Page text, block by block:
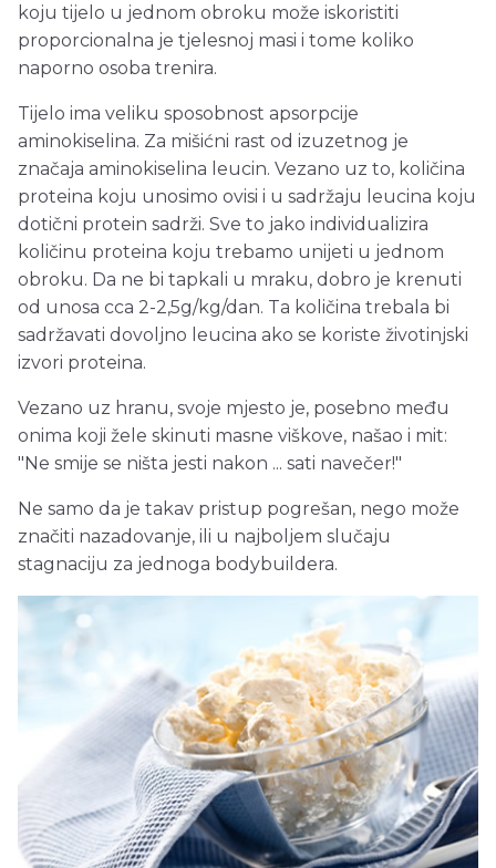
koju tijelo u jednom obroku može iskoristiti
proporcionalna je tjelesnoj masi i tome koliko
naporno osoba trenira.
Tijelo ima veliku sposobnost apsorpcije
aminokiselina. Za mišićni rast od izuzetnog je
značaja aminokiselina leucin. Vezano uz to, količina
proteina koju unosimo ovisi i u sadržaju leucina koju
dotični protein sadrži. Sve to jako individualizira
količinu proteina koju trebamo unijeti u jednom
obroku. Da ne bi tapkali u mraku, dobro je krenuti
od unosa cca 2-2,5g/kg/dan. Ta količina trebala bi
sadržavati dovoljno leucina ako se koriste životinjski
izvori proteina.
Vezano uz hranu, svoje mjesto je, posebno među
onima koji žele skinuti masne viškove, našao i mit:
"Ne smije se ništa jesti nakon ... sati navečer!"
Ne samo da je takav pristup pogrešan, nego može
značiti nazadovanje, ili u najboljem slučaju
stagnaciju za jednoga bodybuildera.